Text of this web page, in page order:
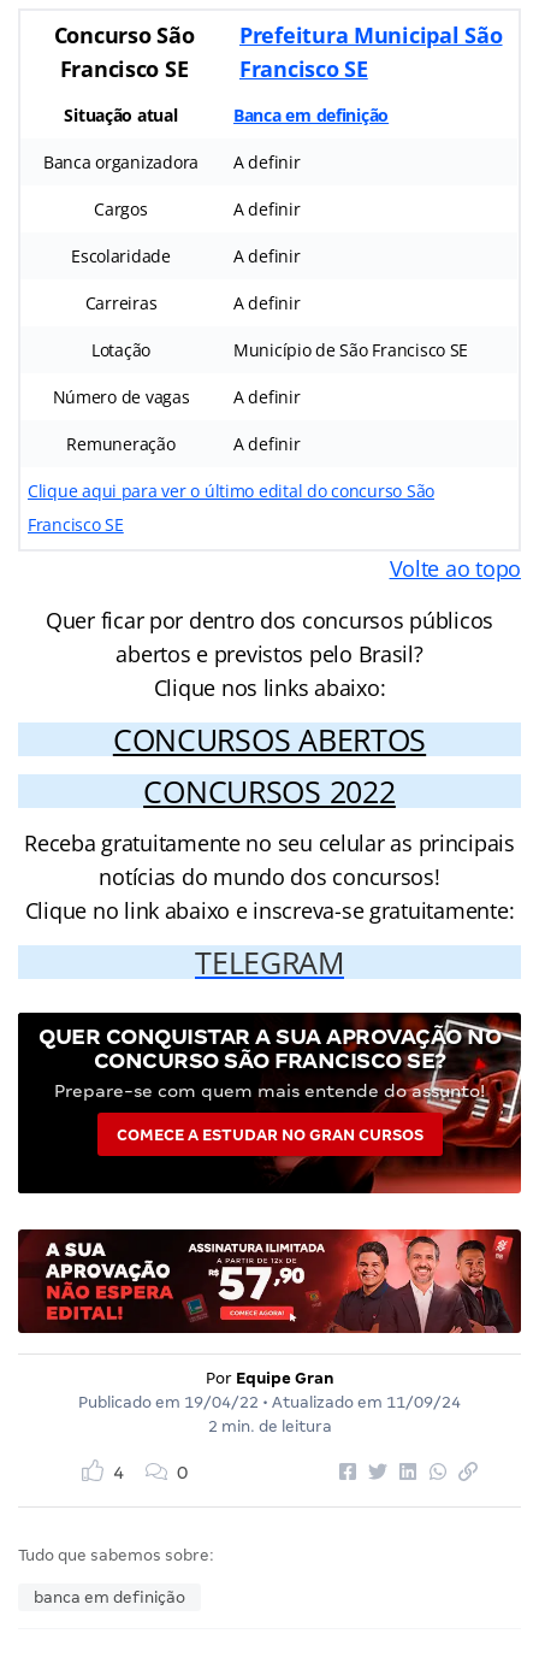
Concurso São
Francisco SE
Prefeitura Municipal São
Francisco SE
Situação atual Banca em definição
Banca organizadora A definir
Cargos A definir
Escolaridade A definir
Carreiras A definir
Lotação Município de São Francisco SE
Número de vagas A definir
Remuneração A definir
Clique aqui para ver o último edital do concurso São
Francisco SE
Volte ao topo
Quer ficar por dentro dos concursos públicos
abertos e previstos pelo Brasil?
Clique nos links abaixo:
CONCURSOS ABERTOS
CONCURSOS 2022
Receba gratuitamente no seu celular as principais
notícias do mundo dos concursos!
Clique no link abaixo e inscreva-se gratuitamente:
TELEGRAM
QUER CONQUISTAR A SUA APROVAÇÃO NO
CONCURSO SÃO FRANCISCO SE?
Prepare-se com quem mais entende do assunto!
COMECE A ESTUDAR NO GRAN CURSOS
Por Equipe Gran
Publicado em 19/04/22 • Atualizado em 11/09/24
2 min. de leitura
4 0
Tudo que sabemos sobre:
banca em definição